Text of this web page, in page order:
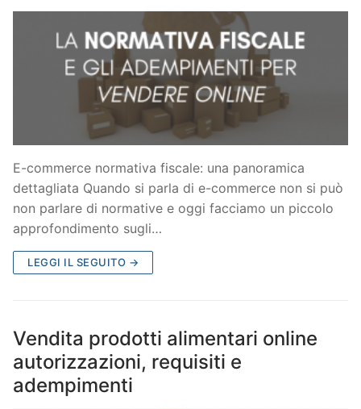
E-commerce normativa fiscale: una panoramica
dettagliata Quando si parla di e-commerce non si può
non parlare di normative e oggi facciamo un piccolo
approfondimento sugli…
LEGGI IL SEGUITO →
Vendita prodotti alimentari online
autorizzazioni, requisiti e
adempimenti